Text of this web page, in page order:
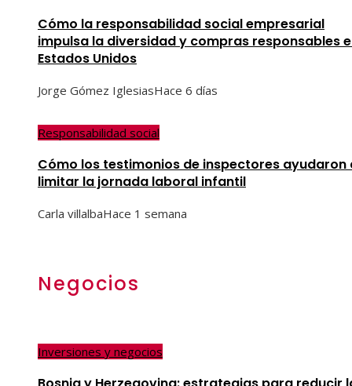
Cómo la responsabilidad social empresarial
impulsa la diversidad y compras responsables
Estados Unidos
Jorge Gómez IglesiasHace 6 días
Responsabilidad social
Cómo los testimonios de inspectores ayudaron
limitar la jornada laboral infantil
Carla villalbaHace 1 semana
Negocios
Inversiones y negocios